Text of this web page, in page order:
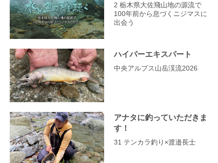
2 栃木県大佐飛山地の源流で
100年前から息づくニジマスに
出会う
ハイパーエキスパート
中央アルプス山岳渓流2026
アナタに釣っていただきま
す！
31 テンカラ釣り×渡邉長士